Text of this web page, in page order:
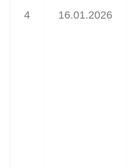
4 16.01.2026